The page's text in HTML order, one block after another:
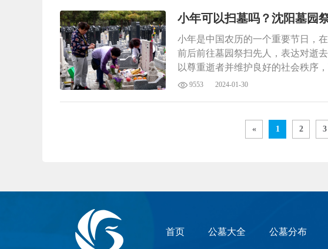
小年可以扫墓吗？沈阳墓园
小年是中国农历的一个重要节日，
前后前往墓园祭扫先人，表达对逝
以尊重逝者并维护良好的社会秩序
9553 2024-01-30
« 1 2 3
首页 公墓大全 公墓分布